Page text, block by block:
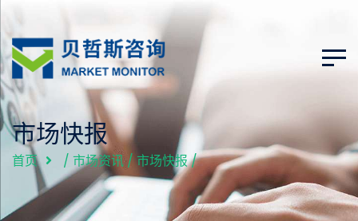
市场快报
首页 / 市场资讯/市场快报/